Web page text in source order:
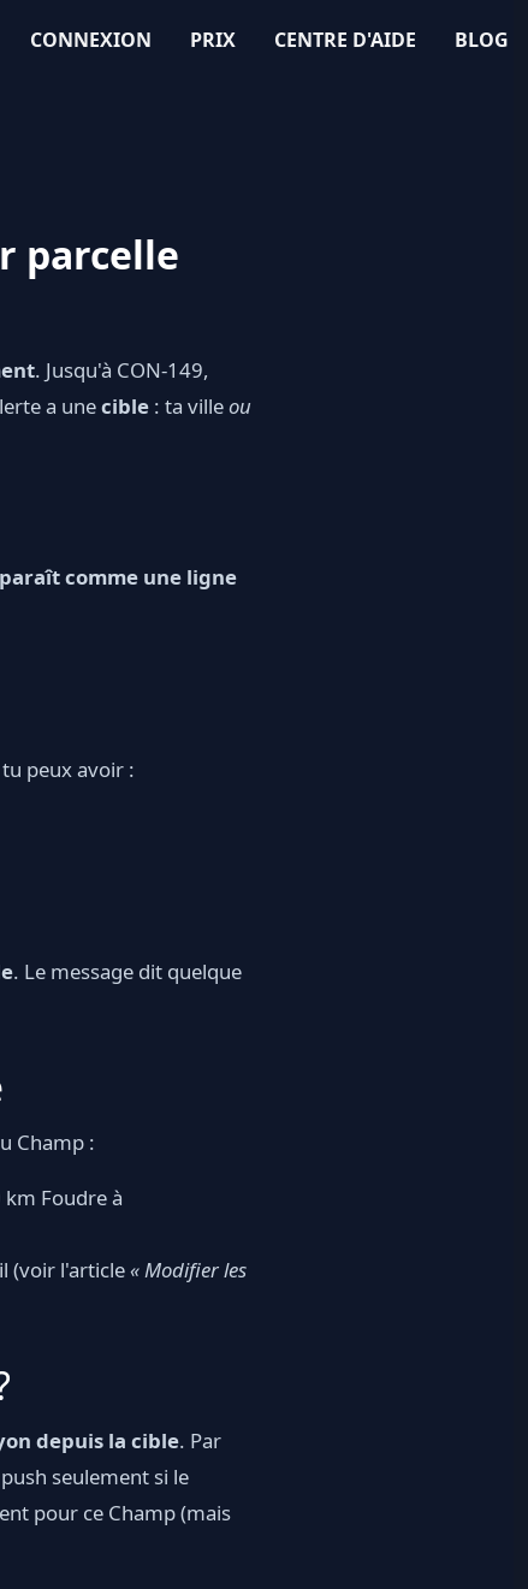
CONNEXION PRIX CENTRE D'AIDE BLOG
parcelle
. Jusqu'à CON-149,
a unecible : ta villeou
comme une ligne
peux avoir :
. Le message dit quelque
Champ :
Foudre à
(voir l'article« Modifier les
depuis la cible. Par
seulement si le
pour ce Champ (mais